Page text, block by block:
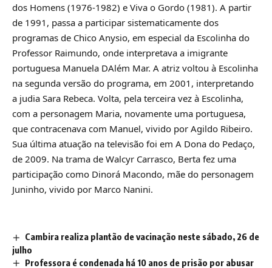
dos Homens (1976-1982) e Viva o Gordo (1981). A partir
de 1991, passa a participar sistematicamente dos
programas de Chico Anysio, em especial da Escolinha do
Professor Raimundo, onde interpretava a imigrante
portuguesa Manuela DAlém Mar. A atriz voltou à Escolinha
na segunda versão do programa, em 2001, interpretando
a judia Sara Rebeca. Volta, pela terceira vez à Escolinha,
com a personagem Maria, novamente uma portuguesa,
que contracenava com Manuel, vivido por Agildo Ribeiro.
Sua última atuação na televisão foi em A Dona do Pedaço,
de 2009. Na trama de Walcyr Carrasco, Berta fez uma
participação como Dinorá Macondo, mãe do personagem
Juninho, vivido por Marco Nanini.
Cambira realiza plantão de vacinação neste sábado, 26 de
julho
Professora é condenada há 10 anos de prisão por abusar